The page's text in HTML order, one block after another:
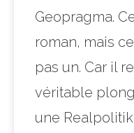
Geopragma.
roman, mais
pas un. Car il
véritable
une